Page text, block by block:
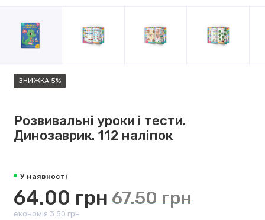
ЗНИЖКА 5%
Розвивальні уроки і тести.
Динозаврик. 112 наліпок
У наявності
64.00 грн 67.50 грн
економія 3.50 грн